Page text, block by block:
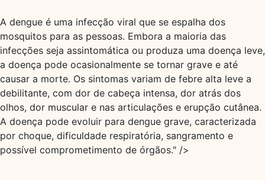
A dengue é uma infecção viral que se espalha dos
mosquitos para as pessoas. Embora a maioria das
infecções seja assintomática ou produza uma doença leve,
a doença pode ocasionalmente se tornar grave e até
causar a morte. Os sintomas variam de febre alta leve a
debilitante, com dor de cabeça intensa, dor atrás dos
olhos, dor muscular e nas articulações e erupção cutânea.
A doença pode evoluir para dengue grave, caracterizada
por choque, dificuldade respiratória, sangramento e
possível comprometimento de órgãos." />